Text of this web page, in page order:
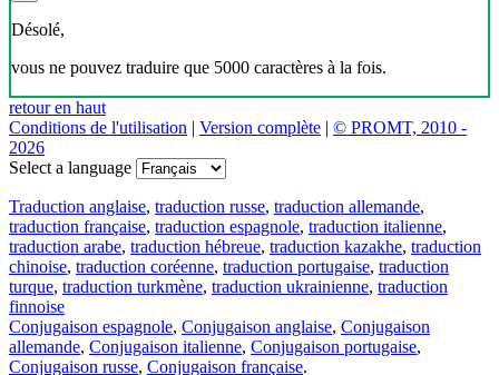
Désolé,
vous ne pouvez traduire que 5000 caractères à la fois.
retour en haut
Conditions de l'utilisation | Version complète | © PROMT, 2010 -
2026
Select a language
Traduction anglaise, traduction russe, traduction allemande,
traduction française, traduction espagnole, traduction italienne,
traduction arabe, traduction hébreue, traduction kazakhe, traduction
chinoise, traduction coréenne, traduction portugaise, traduction
turque, traduction turkmène, traduction ukrainienne, traduction
finnoise
Conjugaison espagnole, Conjugaison anglaise, Conjugaison
allemande, Conjugaison italienne, Conjugaison portugaise,
Conjugaison russe, Conjugaison française.